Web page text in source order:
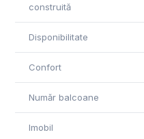
construită
Disponibilitate
Confort
Număr balcoane
Imobil